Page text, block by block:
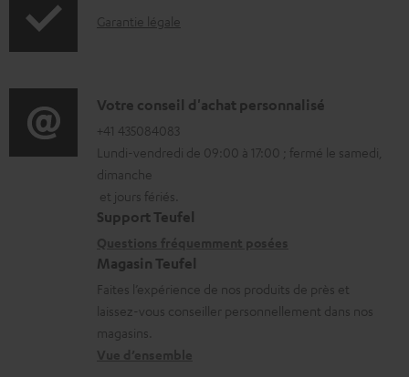
g
b
l
e
s
r
t
i
o
n
s
e
a
I
o
r
m
a
t
o
n
s
Garantie légale
D
é
t
a
i
s
c
o
Votre conseil d'achat personnalisé
+41 435084083
Lundi-vendredi de 09:00 à 17:00 ; fermé le samedi,
dimanche
et jours fériés.
Support Teufel
Magasin Teufel
Faites l’expérience de nos produits de près et
laissez-vous conseiller personnellement dans nos
magasins.